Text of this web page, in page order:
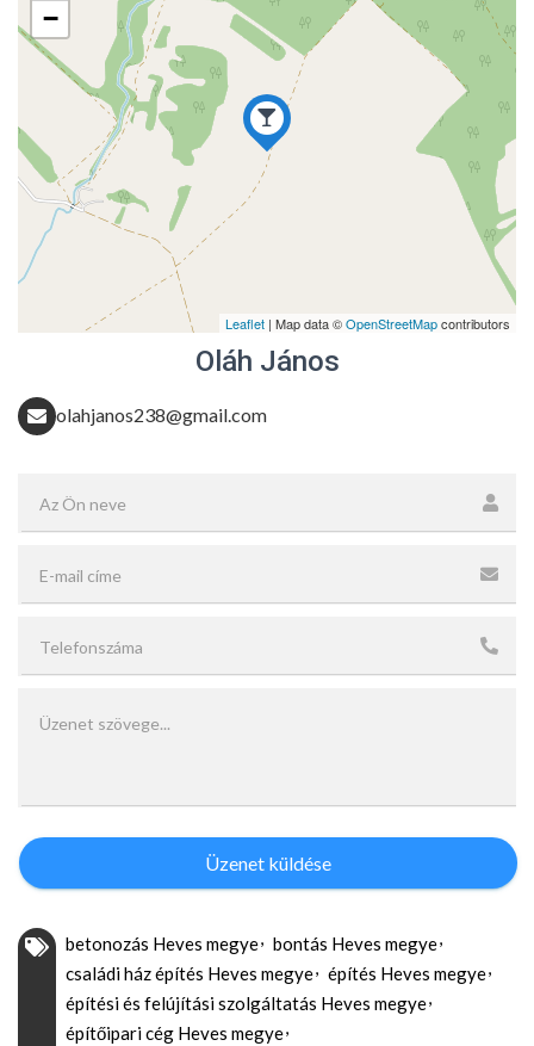
−
Leaflet | Map data ©OpenStreetMapcontributors
Oláh János
olahjanos238@gmail.com
Üzenet küldése
betonozás Heves megye
bontás Heves megye
családi ház építés Heves megye
építés Heves megye
építési és felújítási szolgáltatás Heves megye
építőipari cég Heves megye